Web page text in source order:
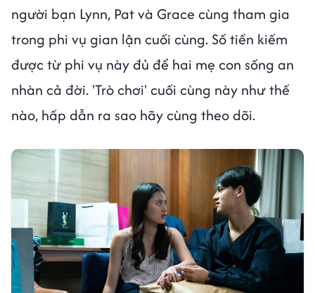
người bạn Lynn, Pat và Grace cùng tham gia
trong phi vụ gian lận cuối cùng. Số tiền kiếm
được từ phi vụ này đủ để hai mẹ con sống an
nhàn cả đời. 'Trò chơi' cuối cùng này như thế
nào, hấp dẫn ra sao hãy cùng theo dõi.